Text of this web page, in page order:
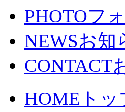
PHOTOフ
NEWSお知
CONTACT
HOME ト